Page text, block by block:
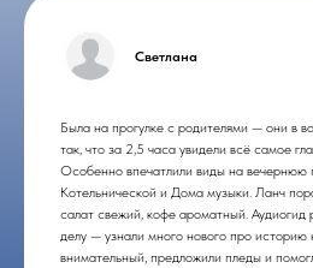
Светлана
Была на прогулке с родителями — они в
так, что за 2,5 часа увидели всё самое
Особенно впечатлили виды на вечернюю
Котельнической и Дома музыки. Ланч
салат свежий, кофе ароматный. Аудиогид
делу — узнали много нового про
внимательный, предложили пледы и